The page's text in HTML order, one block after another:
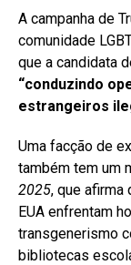
A campanha de
comunidade
que a candidata
“conduzindo
estrangeiros
Uma facção de
também tem um
2025, que afirma
EUA enfrentam
transgenerismo
bibliotecas